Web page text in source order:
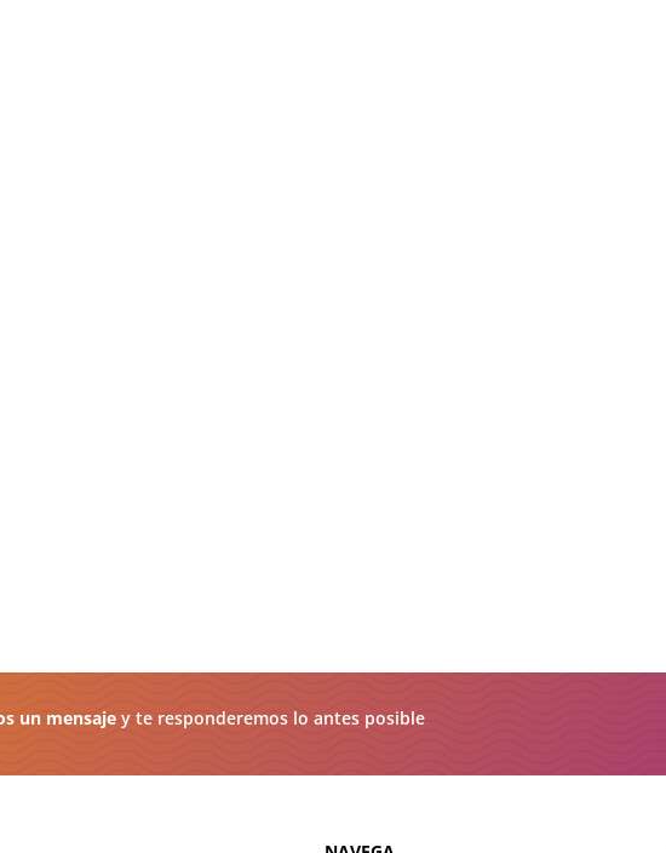
un mensaje y te responderemos lo antes posible